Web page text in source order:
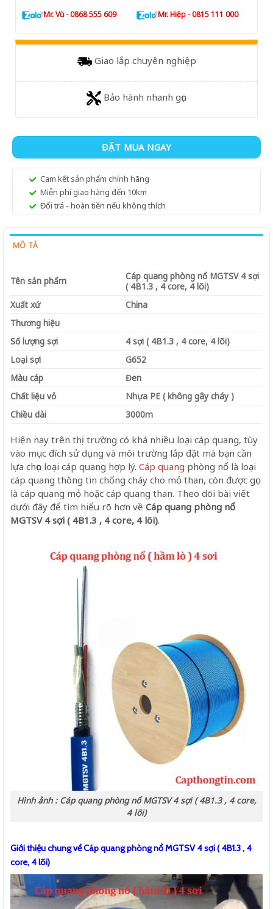
Mr. Vũ - 0868 555 609 Mr. Hiệp - 0815 111 000
Giao lắp chuyên nghiệp
Bảo hành nhanh gọn
ĐẶT MUA NGAY
Cam kết sản phẩm chính hãng
Miễn phí giao hàng đến 10km
Đổi trả - hoàn tiền nếu không thích
MÔ TẢ
Tên sản phẩm
Cáp quang phòng nổ MGTSV 4 sợi
( 4B1.3 , 4 core, 4 lõi)
Xuất xứ
China
Thương hiệu
Số lượng sợi
4 sợi ( 4B1.3 , 4 core, 4 lõi)
Loại sợi
G652
Màu cáp
Đen
Chất liệu vỏ
Nhựa PE ( không gây cháy )
Chiều dài
3000m
Hiện nay trên thị trường có khá nhiều loại cáp quang, tùy
vào mục đích sử dụng và môi trường lắp đặt mà bạn cần
lựa chọn loại cáp quang hợp lý. Cáp quang phòng nổ là loại
cáp quang thông tin chống cháy cho mỏ than, còn được gọi
là cáp quang mỏ hoặc cáp quang than. Theo dõi bài viết
dưới đây để tìm hiểu rõ hơn về Cáp quang phòng nổ
MGTSV 4 sợi ( 4B1.3 , 4 core, 4 lõi).
Hình ảnh : Cáp quang phòng nổ MGTSV 4 sợi ( 4B1.3 , 4 core,
4 lõi)
Giới thiệu chung về Cáp quang phòng nổ MGTSV 4 sợi ( 4B1.3 , 4
core, 4 lõi)